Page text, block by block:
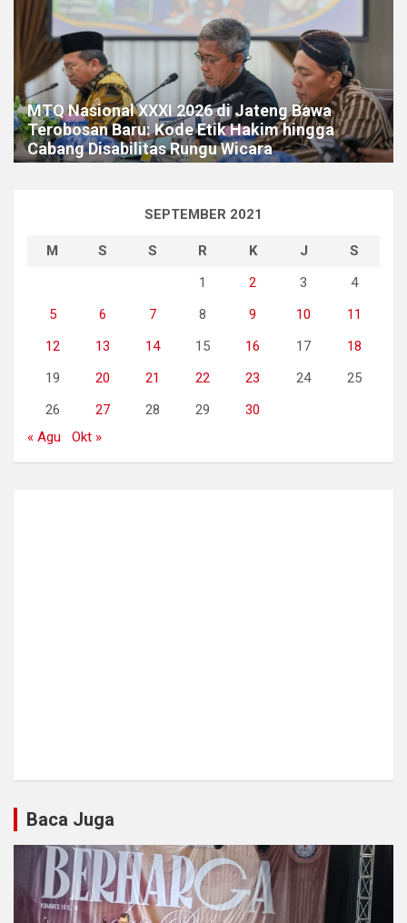
MTQ Nasional XXXI 2026 di Jateng Bawa
Terobosan Baru: Kode Etik Hakim hingga
Cabang Disabilitas Rungu Wicara
SEPTEMBER 2021
M S S R K J
S
1
2 3
4
5
6 7 8 9 10
11
12
13 14 15 16 17
18
19
20 21 22 23 24
25
26
27 28 29
30
« Agu
Okt »
Baca Juga